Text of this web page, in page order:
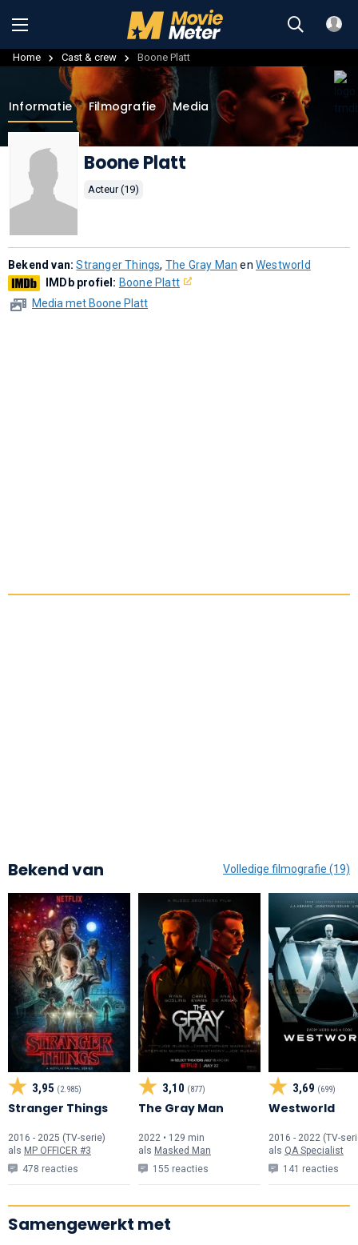
Home Cast & crew Boone Platt
Informatie Filmografie Media
Boone Platt
Acteur (19)
Bekend van:Stranger Things, The Gray Man enWestworld
IMDb profiel: Boone Platt
Media met Boone Platt
Bekend van Volledige filmografie (19)
3,95 (2.985)
Stranger Things
2016 - 2025 (TV-serie)
als MP OFFICER #3
478 reacties
3,10 (877)
The Gray Man
2022 • 129 min
als Masked Man
155 reacties
3,69 (699)
Westworld
2016 - 2022 (TV-
als QA Specialist
141 reacties
Samengewerkt met